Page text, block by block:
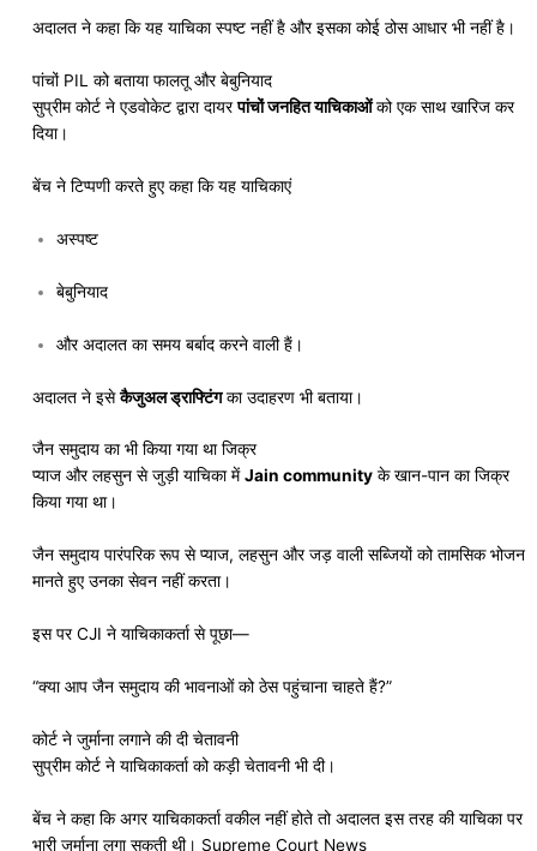
अदालत ने कहा कि यह याचिका स्पष्ट नहीं है और इसका कोई ठोस आधार भी नहीं है।
पांचों PIL को बताया फालतू और बेबुनियाद
सुप्रीम कोर्ट ने एडवोकेट द्वारा दायरपांचों जनहित याचिकाओंको एक साथ खारिज कर
दिया।
बेंच ने टिप्पणी करते हुए कहा कि यह याचिकाएं
अस्पष्ट
बेबुनियाद
और अदालत का समय बर्बाद करने वाली हैं।
अदालत ने इसेकैजुअल ड्राफ्टिंगका उदाहरण भी बताया।
जैन समुदाय का भी किया गया था जिक्र
प्याज और लहसुन से जुड़ी याचिका मेंJain community के खान-पान का जिक्र
किया गया था।
जैन समुदाय पारंपरिक रूप से प्याज, लहसुन और जड़ वाली सब्जियों को तामसिक भोजन
मानते हुए उनका सेवन नहीं करता।
इस पर CJI ने याचिकाकर्ता से पूछा—
“क्या आप जैन समुदाय की भावनाओं को ठेस पहुंचाना चाहते हैं?”
कोर्ट ने जुर्माना लगाने की दी चेतावनी
सुप्रीम कोर्ट ने याचिकाकर्ता को कड़ी चेतावनी भी दी।
बेंच ने कहा कि अगर याचिकाकर्ता वकील नहीं होते तो अदालत इस तरह की याचिका पर
भारी जुर्माना लगा सकती थी। Supreme Court News